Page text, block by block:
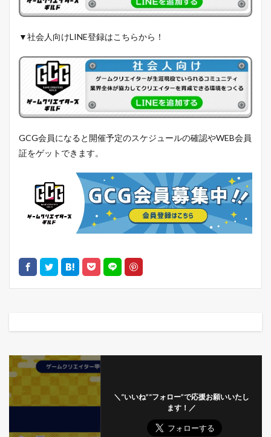
▼社会人向けLINE登録はこちらから！
GCG会員になると開催予定のスケジュールの確認やWEB会員
証をゲットできます。
＼“いいね”“フォロー”で応援お願いいたし
ます！／